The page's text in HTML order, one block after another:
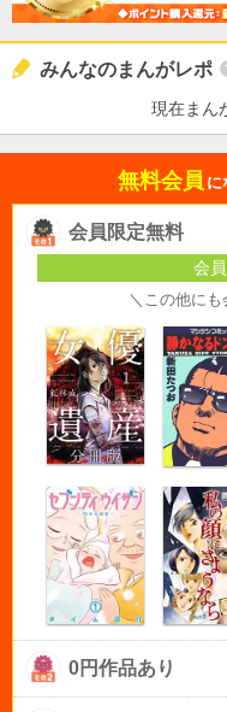
みんなのまんがレポ
現在まん
無料会員 に
会員限定無料
会
＼この他にも
0円作品あり